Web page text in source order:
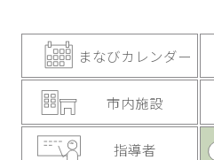
まなびカレンダー
市内施設
指導者